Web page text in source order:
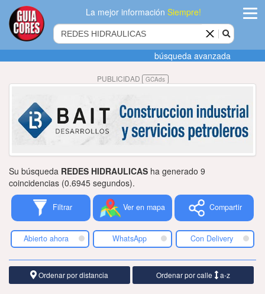
La mejor informaciónSiempre!
Agregar
empresa
Actualizar
datos
Publicidad
Tiendacores
Contactenos
búsqueda avanzada
PUBLICIDAD GCAds
Su búsqueda REDES HIDRAULICAS ha generado 9
coincidencias (0.6945 segundos).
Filtrar Ver en mapa Compartir
Abierto ahora WhatsApp Con Delivery
Ordenar por distancia Ordenar por calle a-z